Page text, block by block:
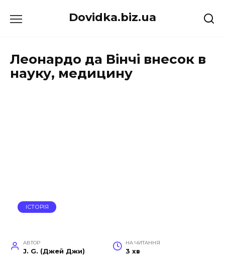
до
Dovidka.biz.ua
Леонардо да Вінчі внесок в
науку, медицину
ІСТОРІЯ
АВТОР
J. G. (Джей Джи)
НА ЧИТАННЯ
3 хв